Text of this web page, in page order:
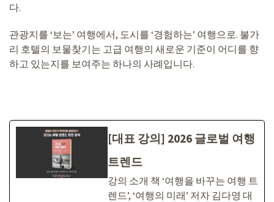
다.
관광지를 ‘보는’ 여행에서, 도시를 ‘경험하는’ 여행으로. 불가
리 호텔의 보물찾기는 고급 여행의 새로운 기준이 어디를 향
하고 있는지를 보여주는 하나의 사례입니다.
[대표 강의] 2026 글로벌 여행
트렌드
강의 소개 책 ‘여행을 바꾸는 여행 트
렌드’, ‘여행의 미래’ 저자 김다영 대